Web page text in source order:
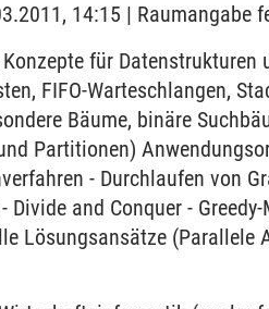
14:15 | Raumangabe
für Datenstrukturen
FIFO-Warteschlangen,
Bäume, binäre
Partitionen)
- Durchlaufen von
and Conquer -
Lösungsansätze (Parallele